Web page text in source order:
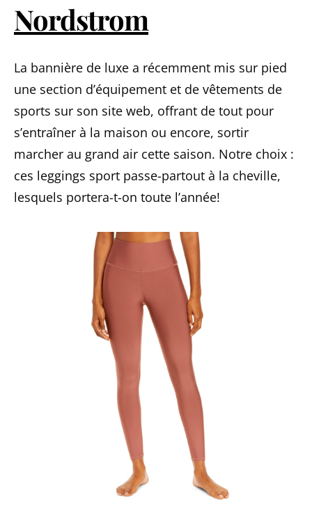
Nordstrom
La bannière de luxe a récemment mis sur pied
une section d’équipement et de vêtements de
sports sur son site web, offrant de tout pour
s’entraîner à la maison ou encore, sortir
marcher au grand air cette saison. Notre choix :
ces leggings sport passe-partout à la cheville,
lesquels portera-t-on toute l’année!